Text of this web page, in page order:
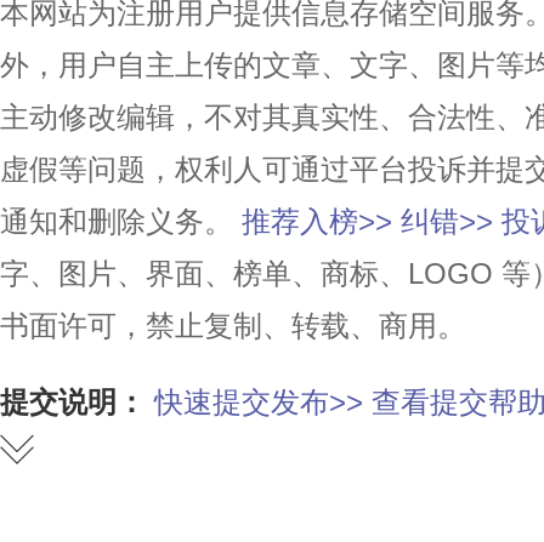
本网站为注册用户提供信息存储空间服务
外，用户自主上传的文章、文字、图片等
主动修改编辑，不对其真实性、合法性、
虚假等问题，权利人可通过平台投诉并提
通知和删除义务。
推荐入榜>> 纠错>> 投
字、图片、界面、榜单、商标、LOGO
书面许可，禁止复制、转载、商用。
提交说明： 快速提交发布>> 查看提交帮